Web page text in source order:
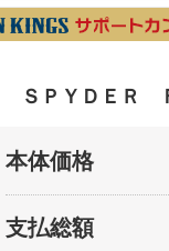
ＳＰＹＤＥＲ
本体価格
支払総額